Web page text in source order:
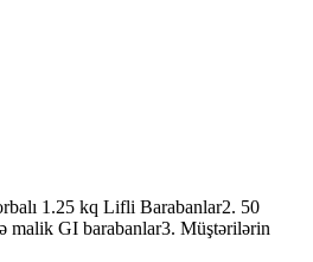
1.25 kq Lifli Barabanlar2. 50
malik GI barabanlar3. Müştərilərin